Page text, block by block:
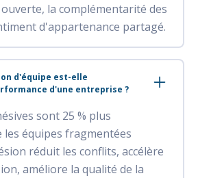
la complémentarité des
d'appartenance partagé.
d'équipe est-elle
d'une entreprise ?
sont 25 % plus
les équipes fragmentées
réduit les conflits, accélère
améliore la qualité de la